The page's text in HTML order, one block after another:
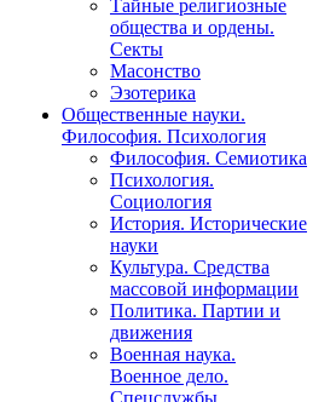
Тайные религиозные
общества и ордены.
Секты
Масонство
Эзотерика
Общественные науки.
Философия. Психология
Философия. Семиотика
Психология.
Социология
История. Исторические
науки
Культура. Средства
массовой информации
Политика. Партии и
движения
Военная наука.
Военное дело.
Спецслужбы